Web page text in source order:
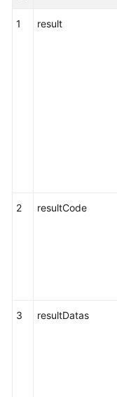
类
言
1 result
2 resultCode
3 resultDatas